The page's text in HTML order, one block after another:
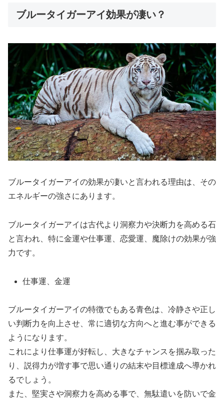
ブルータイガーアイ効果が凄い？
ブルータイガーアイの効果が凄いと言われる理由は、その
エネルギーの強さにあります。
ブルータイガーアイは古代より洞察力や決断力を高める石
と言われ、特に金運や仕事運、恋愛運、魔除けの効果が強
力です。
仕事運、金運
ブルータイガーアイの特徴でもある青色は、冷静さや正し
い判断力を向上させ、常に適切な方向へと進む事ができる
ようになります。
これにより仕事運が好転し、大きなチャンスを掴み取った
り、説得力が増す事で思い通りの結末や目標達成へ導かれ
るでしょう。
また、堅実さや洞察力を高める事で、無駄遣いを防いで金